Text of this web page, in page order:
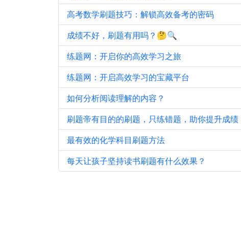
高考数学刷题技巧：解锁高效备考的密码
成绩不好，刷题有用吗？🤔🔍
练题网：开启你的高效学习之旅
练题网：开启高效学习的宝藏平台
如何分析阅读理解的内容？
刷题帝有目的的刷题，只练错题，助你提升成绩
最有效的化学科目刷题方法
每天让孩子坚持读书刷题有什么效果？